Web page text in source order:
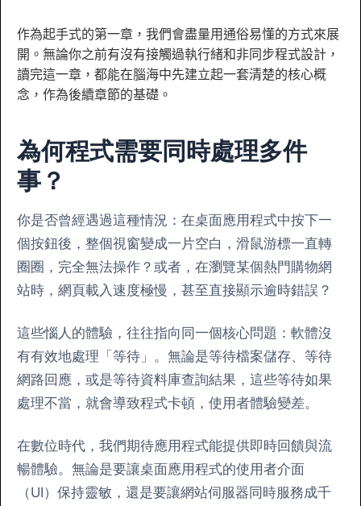
作為起手式的第一章，我們會盡量用通俗易懂的方式來展
開。無論你之前有沒有接觸過執行緒和非同步程式設計，
讀完這一章，都能在腦海中先建立起一套清楚的核心概
念，作為後續章節的基礎。
為何程式需要同時處理多件
事？
你是否曾經遇過這種情況：在桌面應用程式中按下一
個按鈕後，整個視窗變成一片空白，滑鼠游標一直轉
圈圈，完全無法操作？或者，在瀏覽某個熱門購物網
站時，網頁載入速度極慢，甚至直接顯示逾時錯誤？
這些惱人的體驗，往往指向同一個核心問題：軟體沒
有有效地處理「等待」。無論是等待檔案儲存、等待
網路回應，或是等待資料庫查詢結果，這些等待如果
處理不當，就會導致程式卡頓，使用者體驗變差。
在數位時代，我們期待應用程式能提供即時回饋與流
暢體驗。無論是要讓桌面應用程式的使用者介面
（UI）保持靈敏，還是要讓網站伺服器同時服務成千